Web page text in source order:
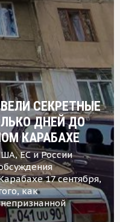
СЕКРЕТНЫЕ
ДНЕЙ ДО
КАРАБАХЕ
ЕС и России
17 сентября,
как